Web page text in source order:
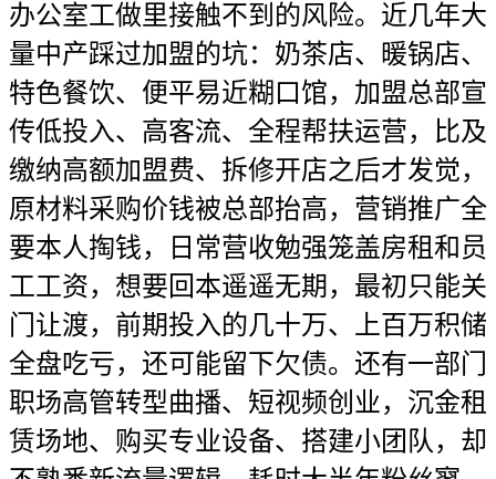
办公室工做里接触不到的风险。近几年大
量中产踩过加盟的坑：奶茶店、暖锅店、
特色餐饮、便平易近糊口馆，加盟总部宣
传低投入、高客流、全程帮扶运营，比及
缴纳高额加盟费、拆修开店之后才发觉，
原材料采购价钱被总部抬高，营销推广全
要本人掏钱，日常营收勉强笼盖房租和员
工工资，想要回本遥遥无期，最初只能关
门让渡，前期投入的几十万、上百万积储
全盘吃亏，还可能留下欠债。还有一部门
职场高管转型曲播、短视频创业，沉金租
赁场地、购买专业设备、搭建小团队，却